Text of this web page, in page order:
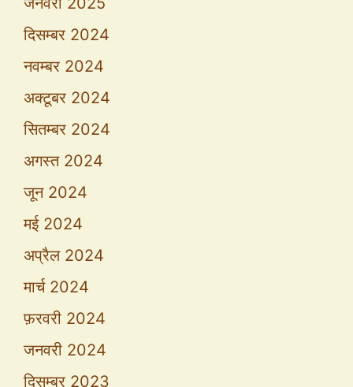
दिसम्बर 2024
नवम्बर 2024
अक्टूबर 2024
सितम्बर 2024
अगस्त 2024
जून 2024
मई 2024
अप्रैल 2024
मार्च 2024
फ़रवरी 2024
जनवरी 2024
दिसम्बर 2023